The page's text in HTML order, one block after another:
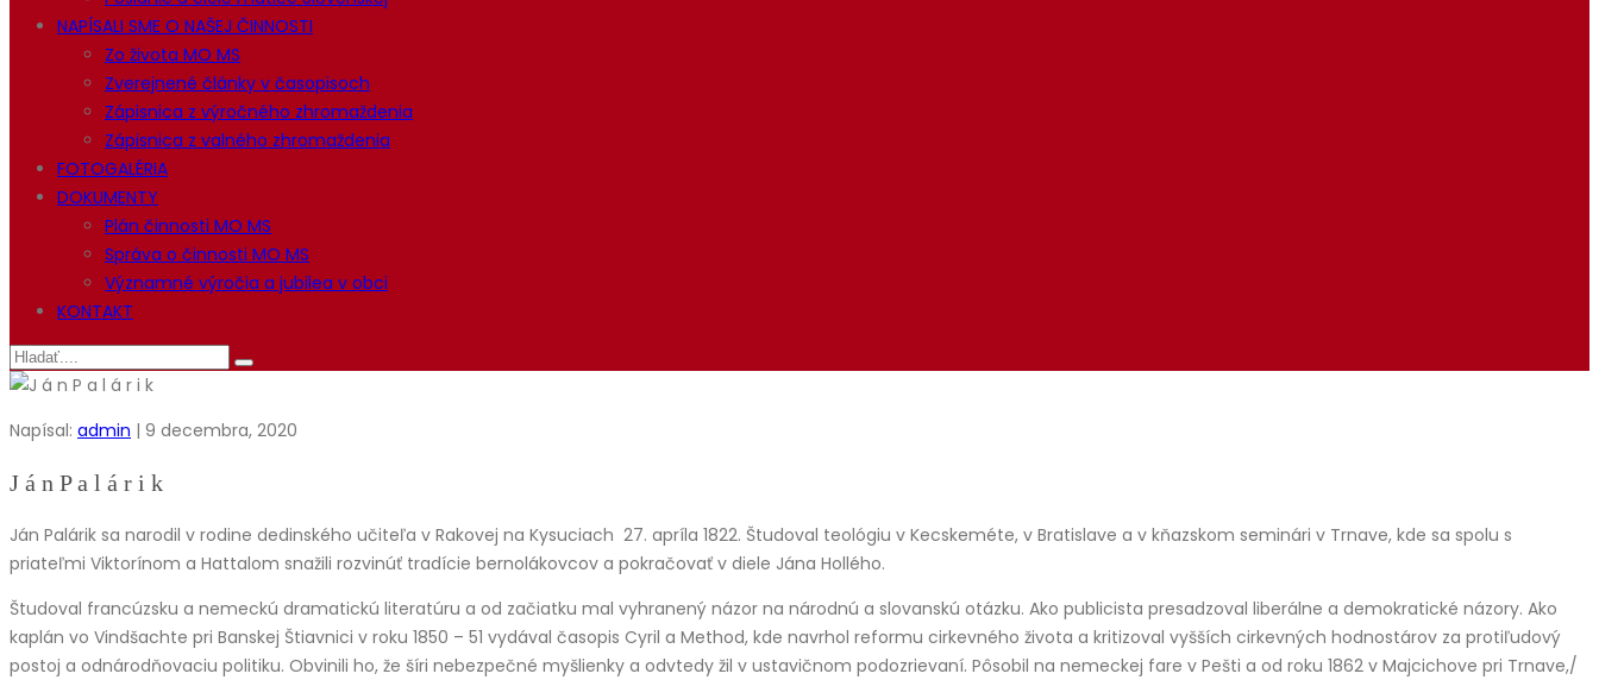
NAPÍSALI SME O NAŠEJ ČINNOSTI
Zo života MO MS
Zverejnené články v časopisoch
Zápisnica z výročného zhromaždenia
Zápisnica z valného zhromaždenia
FOTOGALÉRIA
DOKUMENTY
Plán činnosti MO MS
Správa o činnosti MO MS
Významné výročia a jubilea v obci
KONTAKT
Napísal: admin | 9 decembra, 2020
J á n P a l á r i k
Ján Palárik sa narodil v rodine dedinského učiteľa v Rakovej na Kysuciach 27. apríla 1822. Študoval teológiu v Kecskeméte, v Bratislave a v kňazskom seminári v Trnave, kde sa spolu s
priateľmi Viktorínom a Hattalom snažili rozvinúť tradície bernolákovcov a pokračovať v diele Jána Hollého.
Študoval francúzsku a nemeckú dramatickú literatúru a od začiatku mal vyhranený názor na národnú a slovanskú otázku. Ako publicista presadzoval liberálne a demokratické názory. Ako
kaplán vo Vindšachte pri Banskej Štiavnici v roku 1850 – 51 vydával časopis Cyril a Method, kde navrhol reformu cirkevného života a kritizoval vyšších cirkevných hodnostárov za protiľudový
postoj a odnárodňovaciu politiku. Obvinili ho, že šíri nebezpečné myšlienky a odvtedy žil v ustavičnom podozrievaní. Pôsobil na nemeckej fare v Pešti a od roku 1862 v Majcichove pri Trnave,/